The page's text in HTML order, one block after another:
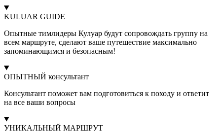
KULUAR GUIDE
Опытные тимлидеры Кулуар будут сопровождать группу на
всем маршруте, сделают ваше путешествие максимально
запоминающимся и безопасным!
ОПЫТНЫЙ консультант
Консультант поможет вам подготовиться к походу и ответит
на все ваши вопросы
УНИКАЛЬНЫЙ МАРШРУТ